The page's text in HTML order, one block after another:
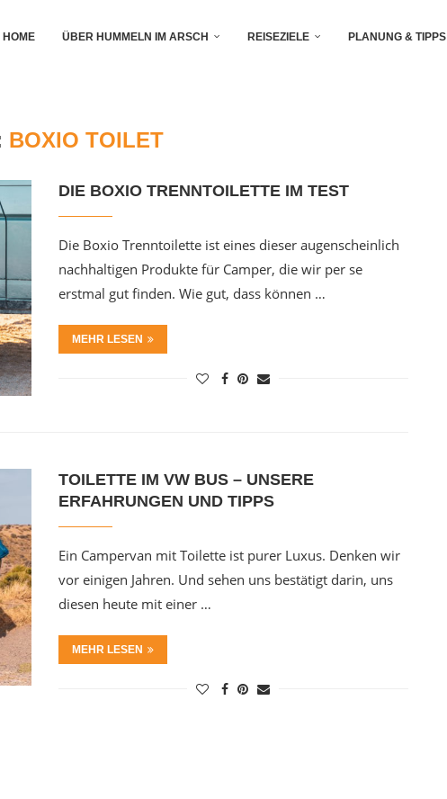
HOME ÜBER HUMMELN IM ARSCH REISEZIELE PLANUNG & TIPPS
BOXIO TOILET
DIE BOXIO TRENNTOILETTE IM TEST
Die Boxio Trenntoilette ist eines dieser augenscheinlich
nachhaltigen Produkte für Camper, die wir per se
erstmal gut finden. Wie gut, dass können …
MEHR LESEN
TOILETTE IM VW BUS – UNSERE
ERFAHRUNGEN UND TIPPS
Ein Campervan mit Toilette ist purer Luxus. Denken wir
vor einigen Jahren. Und sehen uns bestätigt darin, uns
diesen heute mit einer …
MEHR LESEN